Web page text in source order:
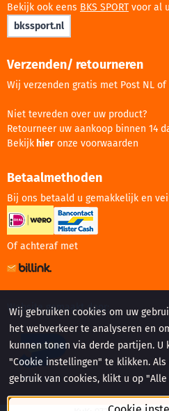
Bekijk ook eens BKS SPORT voor al
bkssport.nl
Verzenden/ retourneren
Wij verzenden gratis met Post NL of
Niet tevreden over uw product?
Retourneer uw aankoop binnen 14
Bekijk hier onze voorwaarden
Betaalmethoden
Bij ons betaald u gemakkelijk en
Of achteraf met
Website gemaakt door:
Wij gebruiken cookies om uw
het webverkeer te analyseren en
kunnen tonen via derde partijen. U
"Cookie instellingen" te klikken.
gebruik van cookies, klikt u op